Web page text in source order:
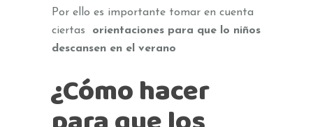
Por ello es importante tomar en cuenta
ciertas orientaciones para que
lo niños
descansen en el verano
¿Cómo hacer